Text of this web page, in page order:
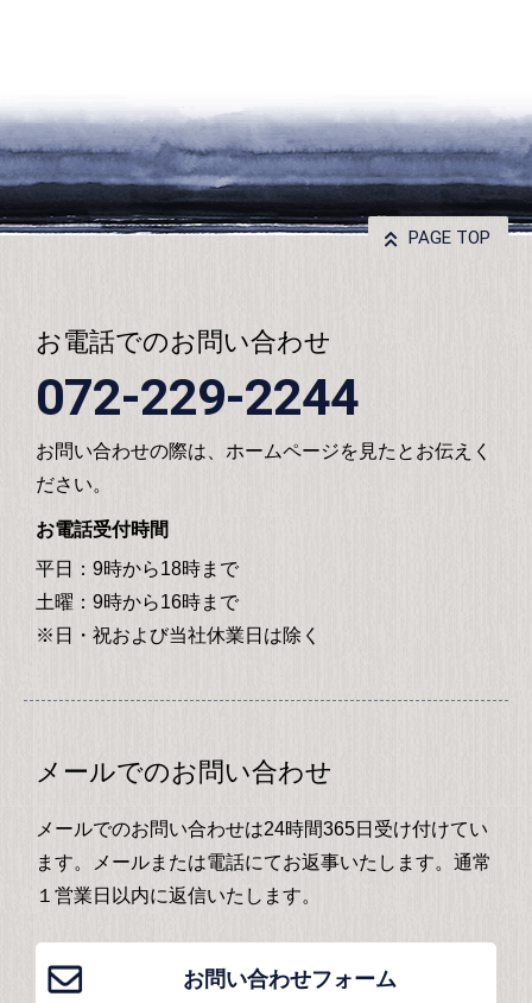
PAGE TOP
お電話でのお問い合わせ
072-229-2244
お問い合わせの際は、ホームページを見たとお伝えく
ださい。
お電話受付時間
平日：9時から18時まで
土曜：9時から16時まで
※日・祝および当社休業日は除く
メールでのお問い合わせ
メールでのお問い合わせは24時間365日受け付けてい
ます。メールまたは電話にてお返事いたします。通常
１営業日以内に返信いたします。
お問い合わせフォーム